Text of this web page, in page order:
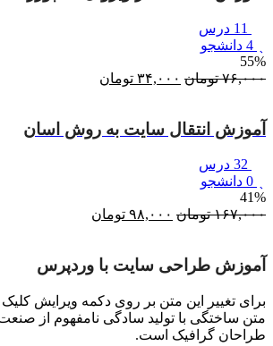
55%
۷۶,۰۰۰ تومان قیمت
بود.
۳۴,۰۰۰ تومان
آموزش انتقال سایت به روش اسان
41%
۱۶۷,۰۰۰ تومان قیمت
بود.
۹۸,۰۰۰ تومان
آموزش طراحی سایت با وردپرس
برای تغییر این متن بر روی دکمه ویرایش کلیک
متن ساختگی با تولید سادگی نامفهوم از صنعت
طراحان گرافیک است.